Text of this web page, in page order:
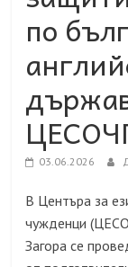
по
03.06.2026
В Центъра за
чужденци
Загора се